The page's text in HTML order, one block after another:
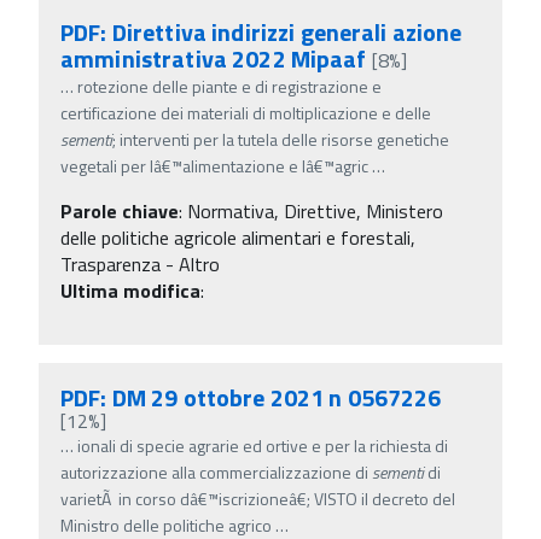
PDF: Direttiva indirizzi generali azione
amministrativa 2022 Mipaaf [8%]
… rotezione delle piante e di registrazione e
certificazione dei materiali di moltiplicazione e delle
sementi; interventi per la tutela delle risorse genetiche
vegetali per lâ€™alimentazione e lâ€™agric…
Parole chiave: Normativa, Direttive, Ministero
delle politiche agricole alimentari e forestali,
Trasparenza - Altro
Ultima modifica:
PDF: DM 29 ottobre 2021 n 0567226
[12%]
… ionali di specie agrarie ed ortive e per la richiesta di
autorizzazione alla commercializzazione di sementidi
varietÃ in corso dâ€™iscrizioneâ€; VISTO il decreto del
Ministro delle politiche agrico …